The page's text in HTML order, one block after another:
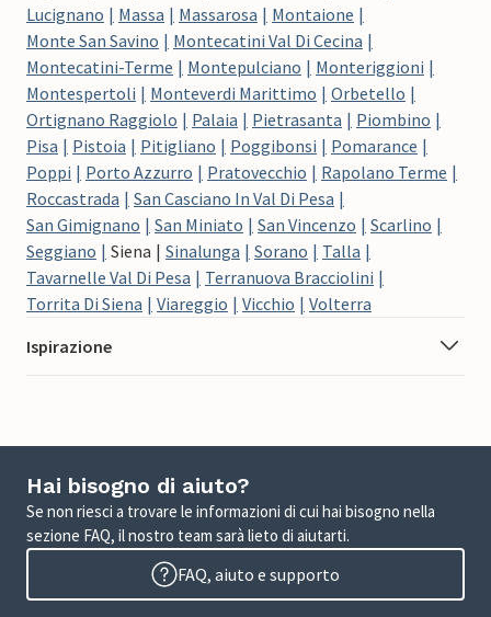
Lucignano
Massa Massarosa
Montaione
Monte San Savino
Montecatini Val Di Cecina
Montecatini-Terme
Montepulciano
Monteriggioni
Montespertoli
Monteverdi Marittimo
Orbetello
Ortignano Raggiolo
Palaia Pietrasanta
Piombino
Pisa
Pistoia Pitigliano Poggibonsi
Pomarance
Poppi
Porto Azzurro Pratovecchio
Rapolano Terme
Roccastrada
San Casciano In Val Di Pesa
San Gimignano
San Miniato San Vincenzo
Scarlino
Seggiano
Siena Sinalunga Sorano
Talla
Tavarnelle Val Di Pesa
Terranuova Bracciolini
Torrita Di Siena
Viareggio Vicchio
Volterra
Ispirazione
Hai bisogno di aiuto?
Se non riesci a trovare le informazioni di cui hai bisogno nella
sezione FAQ, il nostro team sarà lieto di aiutarti.
FAQ, aiuto e supporto